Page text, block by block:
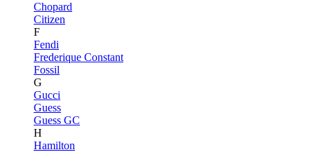
Chopard
Citizen
F
Fendi
Frederique Constant
Fossil
G
Gucci
Guess
Guess GC
H
Hamilton